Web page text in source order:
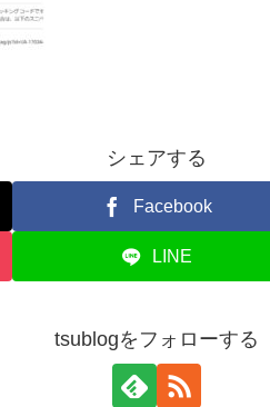
シェアする
Facebook
LINE
tsublogをフォローする